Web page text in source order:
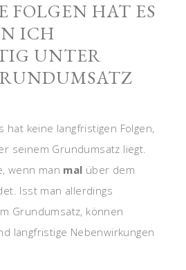
FOLGEN HAT ES
ICH
UNTER
hat keine langfristigen Folgen,
seinem Grundumsatz liegt.
wenn man mal über dem
Isst man allerdings
Grundumsatz, können
langfristige Nebenwirkungen